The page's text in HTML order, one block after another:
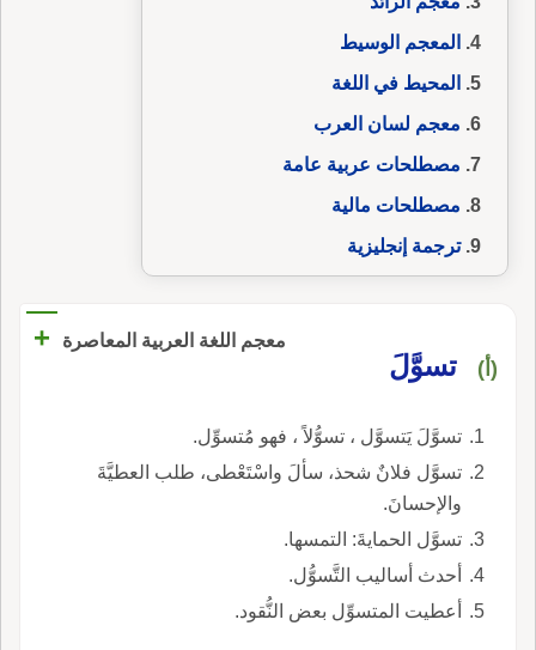
المعجم الوسيط
المحيط في اللغة
معجم لسان العرب
مصطلحات عربية عامة
مصطلحات مالية
ترجمة إنجليزية
معجم اللغة العربية المعاصرة +
(أ) تسوَّلَ
تسوَّلَ يَتسوَّل ، تسوُّلاً ، فهو مُتسوِّل.
تسوَّل فلانٌ شحذ، سألَ واسْتَعْطى، طلب العطيَّةَ
والإحسانَ.
تسوَّل الحمايةَ: التمسها.
أحدث أساليب التَّسوُّل.
أعطيت المتسوِّل بعض النُّقود.